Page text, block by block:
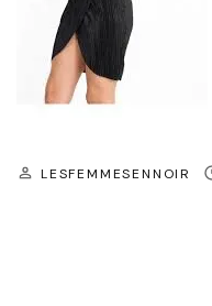
LESFEMMESENNOIR